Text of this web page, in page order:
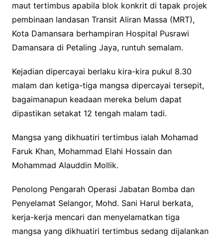
maut tertimbus apabila blok konkrit di tapak projek
pembinaan landasan Transit Aliran Massa (MRT),
Kota Damansara berhampiran Hospital Pusrawi
Damansara di Petaling Jaya, runtuh semalam.
Kejadian dipercayai berlaku kira-kira pukul 8.30
malam dan ketiga-tiga mangsa dipercayai tersepit,
bagaimanapun keadaan mereka belum dapat
dipastikan setakat 12 tengah malam tadi.
Mangsa yang dikhuatiri tertimbus ialah Mohamad
Faruk Khan, Mohammad Elahi Hossain dan
Mohammad Alauddin Mollik.
Penolong Pengarah Operasi Jabatan Bomba dan
Penyelamat Selangor, Mohd. Sani Harul berkata,
kerja-kerja mencari dan menyelamatkan tiga
mangsa yang dikhuatiri tertimbus sedang dijalankan